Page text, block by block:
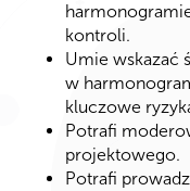
kontroli.
Umie wskazać
w
kluczowe
Potrafi
projektowego.
Potrafi